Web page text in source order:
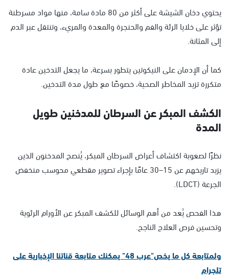
يحتوي دخان الشيشة على أكثر من 80 مادة سامة، منها مواد مسرطنة
تؤثر على خلايا الرئة والفم والحنجرة والمعدة والمريء، وتنتقل عبر الدم
إلى المثانة.
كما أن الإدمان على النيكوتين يتطور بسرعة، ما يجعل التدخين عادة
متكررة تزيد المخاطر الصحية، خصوصًا مع طول مدة التدخين.
الكشف المبكر عن السرطان للمدخنين طويل
المدة
نظرًا لصعوبة اكتشاف أعراض السرطان المبكر، يُنصح المدخنون الذين
يزيد تاريخهم عن 15–30 عامًا بإجراء تصوير مقطعي محوسب منخفض
الجرعة (LDCT).
هذا الفحص يُعد من أهم الوسائل للكشف المبكر عن الأورام الرئوية
وتحسين فرص العلاج الناجح.
ولمتابعة كل ما يخص"عرب 48" يمكنك متابعة قناتنا الإخبارية على
تلجرام